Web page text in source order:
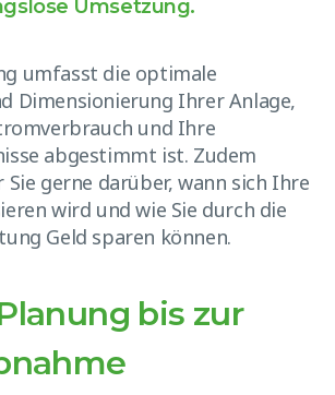
Umsetzung.
umfasst die optimale
Dimensionierung Ihrer Anlage,
und Ihre
abgestimmt ist. Zudem
gerne darüber, wann sich Ihre
wird und wie Sie durch die
Geld sparen können.
bis zur